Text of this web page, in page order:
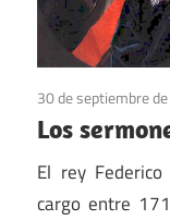
30 de septiembre
Los
El rey
cargo entre